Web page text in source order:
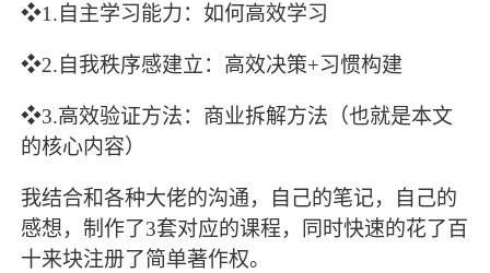
❖1.自主学习能力：如何高效学习
❖2.自我秩序感建立：高效决策+习惯构建
❖3.高效验证方法：商业拆解方法（也就是本文
的核心内容）
我结合和各种大佬的沟通，自己的笔记，自己的
感想，制作了3套对应的课程，同时快速的花了百
十来块注册了简单著作权。